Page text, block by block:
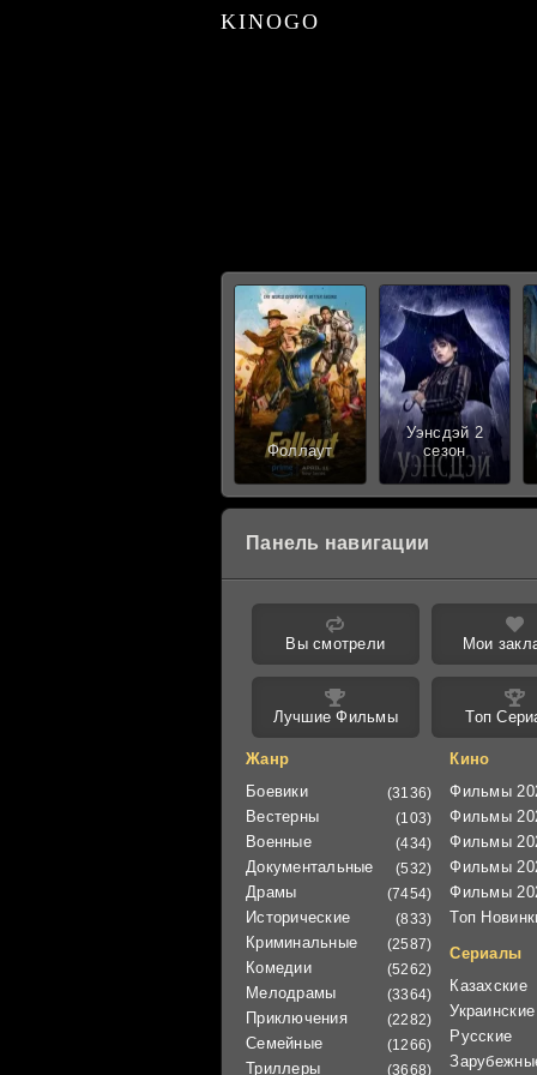
KINOGO
Фоллаут
Уэнсдэй 2
сезон
Панель навигации
Вы смотрели Мои
Лучшие Фильмы Топ
Жанр
Боевики
(3136)
Вестерны (103)
Военные (434)
Документальные (532)
Драмы (7454)
Исторические (833)
Криминальные (2587)
Комедии (5262)
Мелодрамы (3364)
Приключения (2282)
Семейные (1266)
Триллеры (3668)
Кино
Фильмы
Фильмы
Фильмы
Фильмы
Фильмы
Топ
Сериалы
Казахские
Украинские
Русские